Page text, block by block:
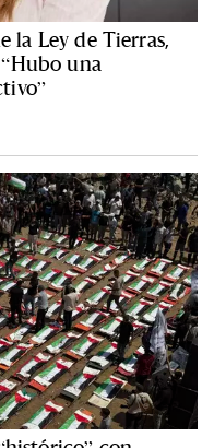
la Ley de Tierras,
una